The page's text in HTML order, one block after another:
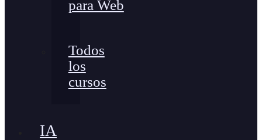
para Web
Todos
los
cursos
IA